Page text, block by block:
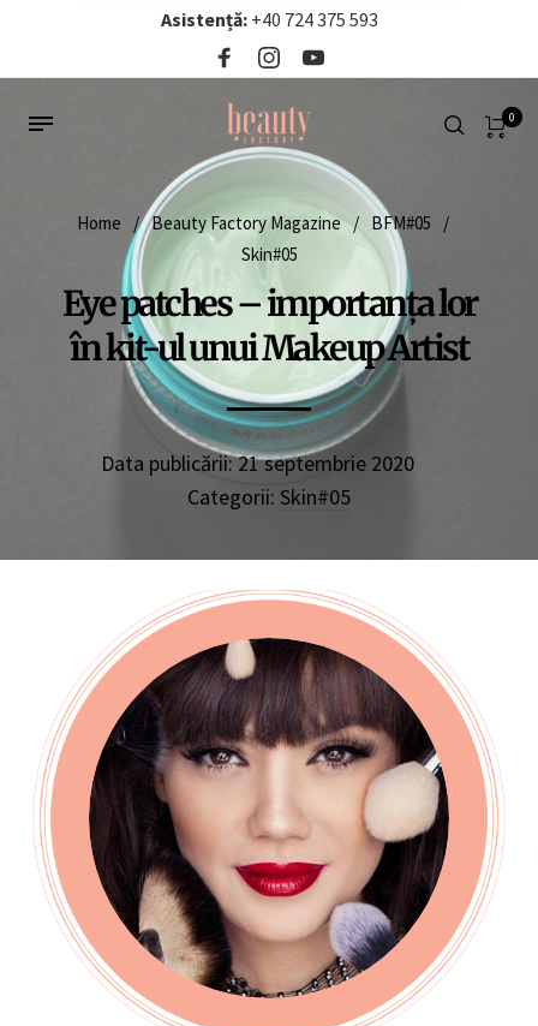
Asistență: +40 724 375 593‬
0
Home / Beauty Factory Magazine / BFM#05
/
Skin#05
Eye patches – importanța lor
în kit-ul unui Makeup Artist
Data publicării:21 septembrie 2020
Categorii: Skin#05